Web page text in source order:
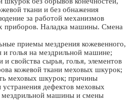
ткани и без обнажения
за работой механизмов
приборов. Наладка машины. Смена
приемы мездрения кожевенного,
голья на мездрильной машине;
и свойства сырья, голья, элементов
кожевой ткани меховых шкурок;
меховых шкурок; причины
дефектов меховых
мездрильной машины и смены